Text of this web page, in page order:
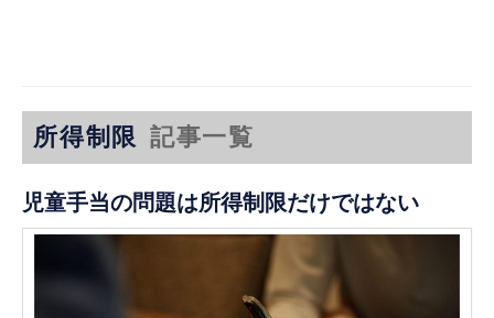
所得制限 記事一覧
児童手当の問題は所得制限だけではない